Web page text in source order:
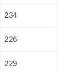
234
226
229